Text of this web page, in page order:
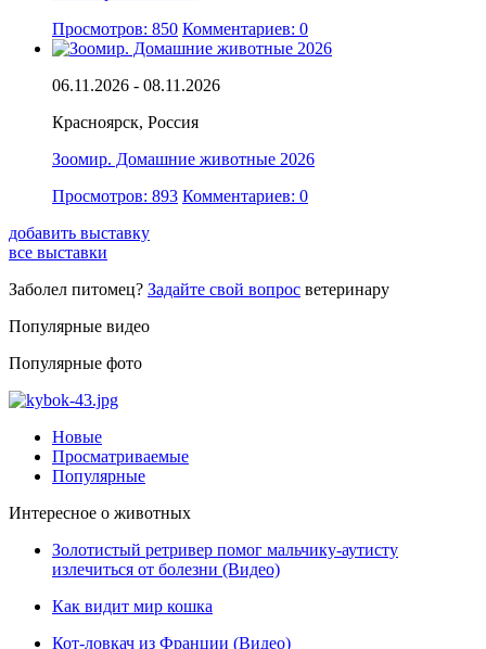
Просмотров: 850 Комментариев: 0
06.11.2026 - 08.11.2026
Красноярск, Россия
Зоомир. Домашние животные 2026
Просмотров: 893 Комментариев: 0
добавить выставку
все выставки
Заболел питомец? Задайте свой вопрос ветеринару
Популярные видео
Популярные фото
Новые
Просматриваемые
Популярные
Интересное о животных
Золотистый ретривер помог мальчику-аутисту
излечиться от болезни (Видео)
Как видит мир кошка
Кот-ловкач из Франции (Видео)